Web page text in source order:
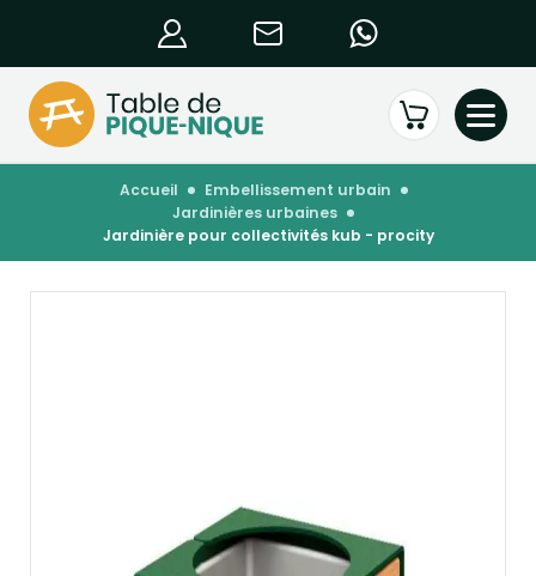
accueil
embellissement urbain
jardinières urbaines
jardinière pour collectivités kub - procity